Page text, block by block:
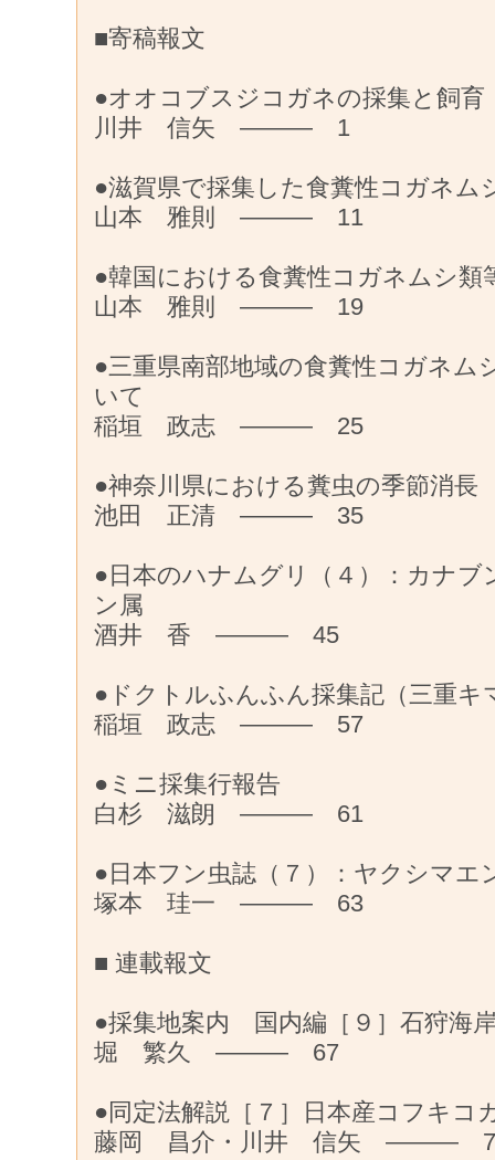
■寄稿報文
●オオコブスジコガネの採集と飼育
川井 信矢 ——— 1
●滋賀県で採集した食糞性コガネム
山本 雅則 ——— 11
●韓国における食糞性コガネムシ類
山本 雅則 ——— 19
●三重県南部地域の食糞性コガネム
いて
稲垣 政志 ——— 25
●神奈川県における糞虫の季節消長
池田 正清 ——— 35
●日本のハナムグリ（４）：カナブ
ン属
酒井 香 ——— 45
●ドクトルふんふん採集記（三重キ
稲垣 政志 ——— 57
●ミニ採集行報告
白杉 滋朗 ——— 61
●日本フン虫誌（７）：ヤクシマエ
塚本 珪一 ——— 63
■ 連載報文
●採集地案内 国内編［９］石狩海
堀 繁久 ——— 67
●同定法解説［７］日本産コフキコ
藤岡 昌介・川井 信矢 ———